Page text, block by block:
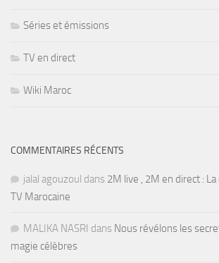
Séries et émissions
TV en direct
Wiki Maroc
COMMENTAIRES RÉCENTS
jalal agouzoul dans 2M live , 2M en direct :
TV Marocaine
MALIKA NASRI dans Nous révélons les
magie célèbres